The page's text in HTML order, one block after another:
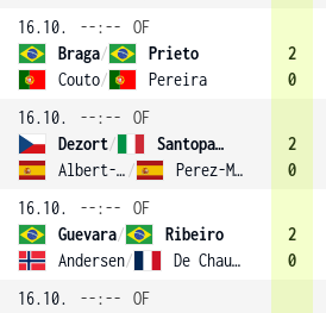
16.10.
--:--
OF
Braga/
Prieto
Couto/ Pereira
2
0
16.10.
--:--
OF
Dezort/
Santopadre
Albert-Ferrando / Perez-Minarro
2
0
16.10.
--:--
OF
Guevara/
Ribeiro
Andersen/ De Chaunac
2
0
16.10.
--:--
OF